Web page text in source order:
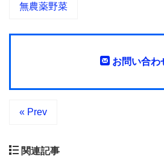
無農薬野菜
お問い合わ
« Prev
関連記事